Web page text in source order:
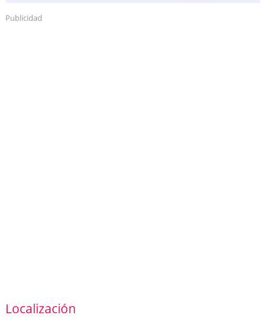
Publicidad
Localización